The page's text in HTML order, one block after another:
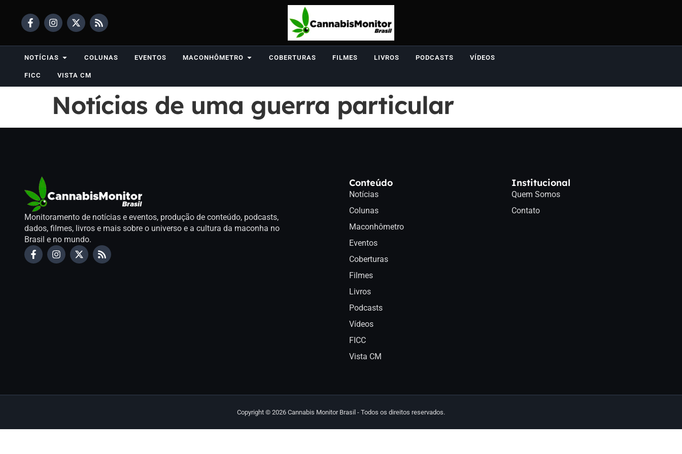
NOTÍCIAS COLUNAS EVENTOS MACONHÔMETRO COBERTURAS FILMES LIVROS PODCASTS VÍDEOS
FICC VISTA CM
Notícias de uma guerra particular
Monitoramento de notícias e eventos, produção de conteúdo, podcasts,
dados, filmes, livros e mais sobre o universo e a cultura da maconha no
Brasil e no mundo.
Conteúdo
Notícias
Colunas
Maconhômetro
Eventos
Coberturas
Filmes
Livros
Podcasts
Vídeos
FICC
Vista CM
Institucional
Quem Somos
Contato
Copyright © 2026 Cannabis Monitor Brasil - Todos os direitos reservados.